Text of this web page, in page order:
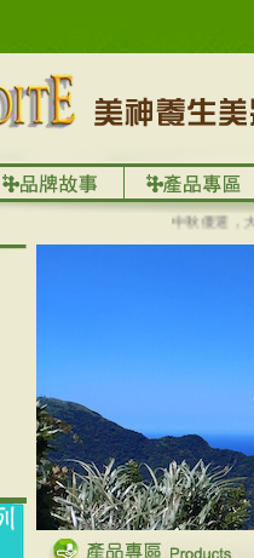
中秋優選，大成